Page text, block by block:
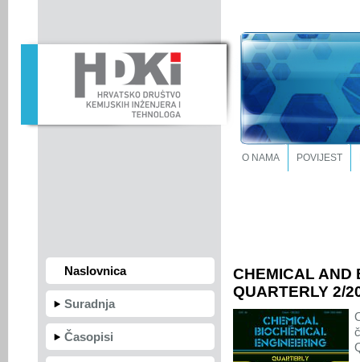
O NAMA POVIJEST
Naslovnica
Suradnja
Časopisi
CHEMICAL AND
QUARTERLY 2/